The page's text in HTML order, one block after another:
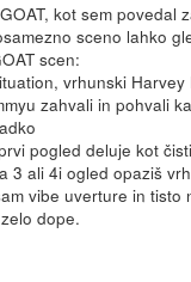
kot sem povedal
sceno lahko
scen:
vrhunski
zahvali in pohvali
pogled deluje kot
3 ali 4i ogled opaziš
vibe uverture in tisto
dope.